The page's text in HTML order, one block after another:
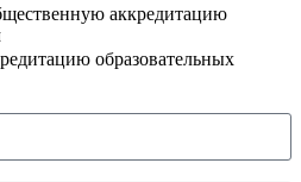
аккредитацию
образовательных